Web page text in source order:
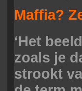
Maffia?
‘Het
zoals je
strookt